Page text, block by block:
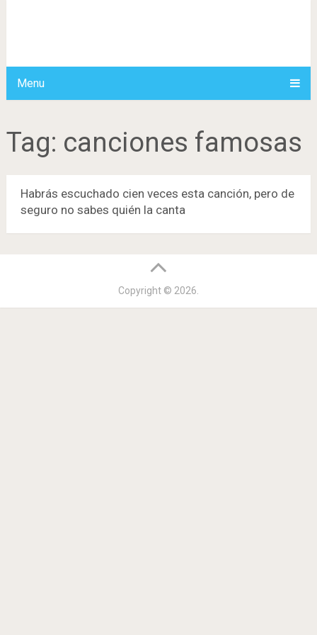
Menu
Tag: canciones famosas
Habrás escuchado cien veces esta canción, pero de
seguro no sabes quién la canta
Copyright © 2026.